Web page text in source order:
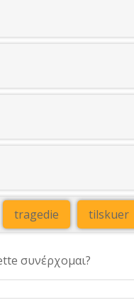
tragedie tilskuer
συνέρχομαι?